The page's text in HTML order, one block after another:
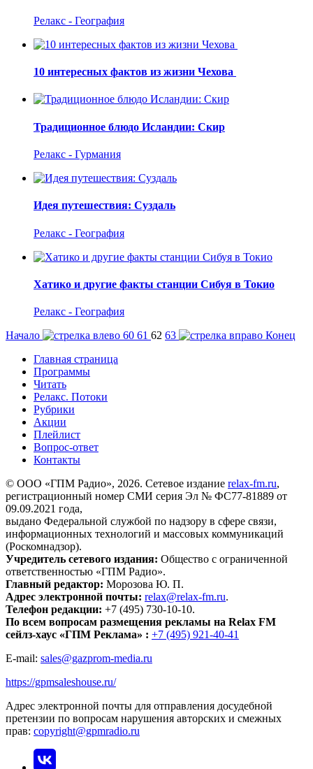
Релакс - География
10 интересных фактов из жизни Чехова
Традиционное блюдо Исландии: Скир
Релакс - Гурмания
Идея путешествия: Суздаль
Релакс - География
Хатико и другие факты станции Сибуя в Токио
Релакс - География
Начало
60 61 62 63
Конец
Главная страница
Программы
Читать
Релакс. Потоки
Рубрики
Акции
Плейлист
Вопрос-ответ
Контакты
© ООО «ГПМ Радио», 2026. Сетевое издание relax-fm.ru,
регистрационный номер СМИ серия Эл № ФС77-81889 от
09.09.2021 года,
выдано Федеральной службой по надзору в сфере связи,
информационных технологий и массовых коммуникаций
(Роскомнадзор).
Учредитель сетевого издания: Общество с ограниченной
ответственностью «ГПМ Радио».
Главный редактор: Морозова Ю. П.
Адрес электронной почты: relax@relax-fm.ru.
Телефон редакции: +7 (495) 730-10-10.
По всем вопросам размещения рекламы на Relax FM
сейлз-хаус «ГПМ Реклама» : +7 (495) 921-40-41
E-mail: sales@gazprom-media.ru
https://gpmsaleshouse.ru/
Адрес электронной почты для отправления досудебной
претензии по вопросам нарушения авторских и смежных
прав: copyright@gpmradio.ru